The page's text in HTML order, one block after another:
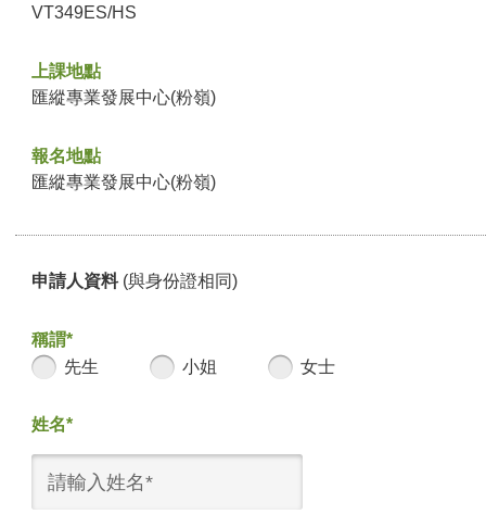
VT349ES/HS
上課地點
匯縱專業發展中心(粉嶺)
報名地點
匯縱專業發展中心(粉嶺)
申請人資料 (與身份證相同)
稱謂*
先生
小姐 女士
姓名*